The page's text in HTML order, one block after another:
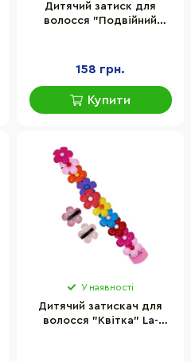
Дитячий затиск для
волосся "Подвійний
158 грн.
Купити
У наявності
Дитячий затискач для
волосся "Квітка" La-